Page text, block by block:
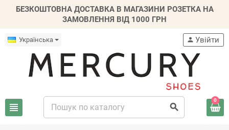
БЕЗКОШТОВНА ДОСТАВКА В МАГАЗИНИ РОЗЕТКА НА
ЗАМОВЛЕННЯ ВІД 1000 ГРН
Українська
view_headline search
person Увійти
0